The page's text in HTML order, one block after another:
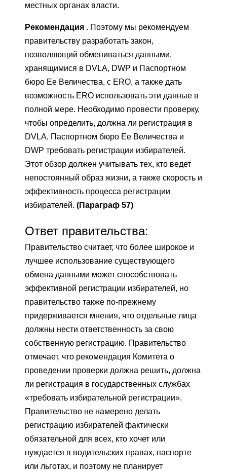
местных органах власти.
Рекомендация . Поэтому мы рекомендуем
правительству разработать закон,
позволяющий обмениваться данными,
хранящимися в DVLA, DWP и Паспортном
бюро Ее Величества, с ERO, а также дать
возможность ERO использовать эти данные в
полной мере. Необходимо провести проверку,
чтобы определить, должна ли регистрация в
DVLA, Паспортном бюро Ее Величества и
DWP требовать регистрации избирателей.
Этот обзор должен учитывать тех, кто ведет
непостоянный образ жизни, а также скорость и
эффективность процесса регистрации
избирателей. (Параграф 57)
Ответ правительства:
Правительство считает, что более широкое и
лучшее использование существующего
обмена данными может способствовать
эффективной регистрации избирателей, но
правительство также по-прежнему
придерживается мнения, что отдельные лица
должны нести ответственность за свою
собственную регистрацию. Правительство
отмечает, что рекомендация Комитета о
проведении проверки должна решить, должна
ли регистрация в государственных службах
«требовать избирательной регистрации».
Правительство не намерено делать
регистрацию избирателей фактически
обязательной для всех, кто хочет или
нуждается в водительских правах, паспорте
или льготах, и поэтому не планирует